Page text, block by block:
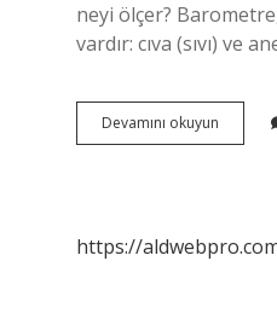
neyi ölçer?
vardır: cıva (sıvı) ve
Devamını okuyun Basıncını
Ne
https://